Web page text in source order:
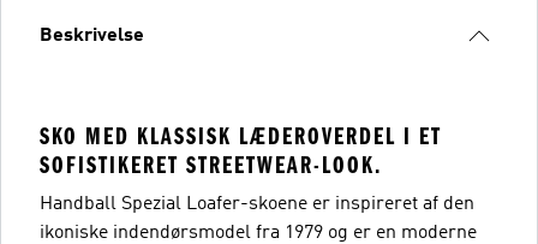
Beskrivelse
SKO MED KLASSISK LÆDEROVERDEL I ET
SOFISTIKERET STREETWEAR-LOOK.
Handball Spezial Loafer-skoene er inspireret af den
ikoniske indendørsmodel fra 1979 og er en moderne